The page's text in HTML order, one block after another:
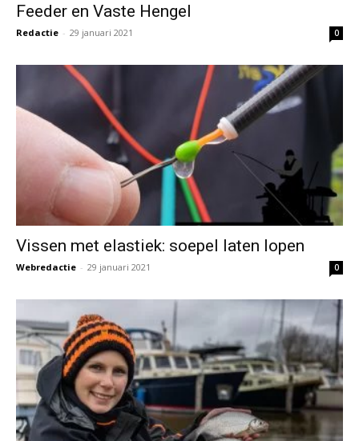
Feeder en Vaste Hengel
Redactie - 29 januari 2021 0
Vissen met elastiek: soepel laten lopen
Webredactie - 29 januari 2021 0